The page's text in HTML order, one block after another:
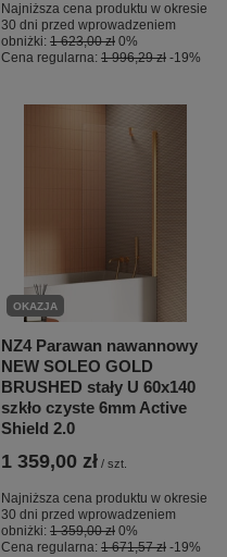
Najniższa cena produktu w okresie
30 dni przed wprowadzeniem
obniżki: 1 623,00 zł 0%
Cena regularna: 1 996,29 zł -19%
OKAZJA
NZ4 Parawan nawannowy
NEW SOLEO GOLD
BRUSHED stały U 60x140
szkło czyste 6mm Active
Shield 2.0
1 359,00 zł / szt.
Najniższa cena produktu w okresie
30 dni przed wprowadzeniem
obniżki: 1 359,00 zł 0%
Cena regularna: 1 671,57 zł -19%